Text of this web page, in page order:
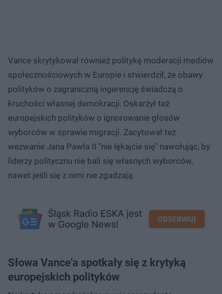
Vance skrytykował również politykę moderacji mediów
społecznościowych w Europie i stwierdził, że obawy
polityków o zagraniczną ingerencję świadczą o
kruchości własnej demokracji. Oskarżył też
europejskich polityków o ignorowanie głosów
wyborców w sprawie migracji. Zacytował też
wezwanie Jana Pawła II "nie lękajcie się" nawołując, by
liderzy politycznu nie bali się własnych wyborców,
nawet jeśli się z nimi nie zgadzają.
Słowa Vance'a spotkały się z krytyką
europejskich polityków